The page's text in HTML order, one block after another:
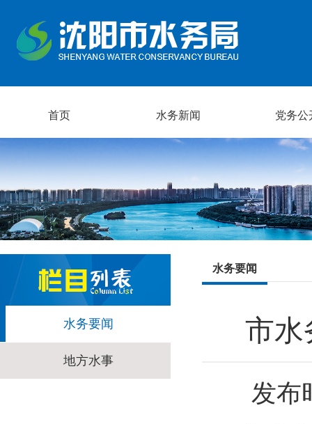
首页 水务新闻 党务公
水务要闻
地方水事
水务要闻
市水
发布